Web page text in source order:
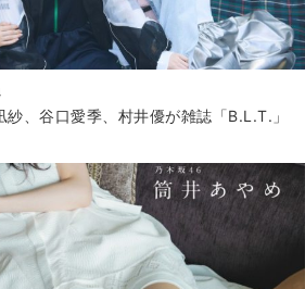
、谷口愛季、村井優が雑誌「B.L.T.」